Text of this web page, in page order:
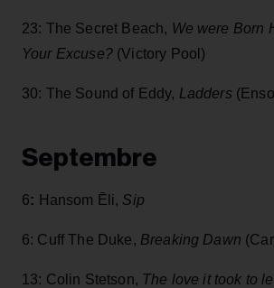
23: The Secret Beach, We were Born
Your Excuse?(Victory Pool)
30: The Sound of Eddy, Ladders
Septembre
6: Hansom Ēli, Sip
6: Cuff The Duke, Breaking Dawn
13: Colin Stetson, The love it took to